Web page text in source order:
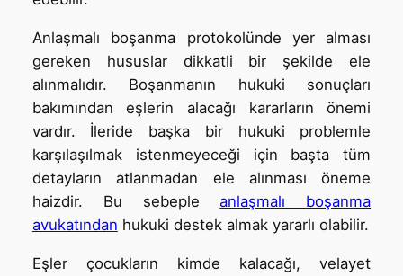
Anlaşmalı boşanma protokolünde yer alması
gereken hususlar dikkatli bir şekilde ele
alınmalıdır. Boşanmanın hukuki sonuçları
bakımından eşlerin alacağı kararların önemi
vardır. İleride başka bir hukuki problemle
karşılaşılmak istenmeyeceği için başta tüm
detayların atlanmadan ele alınması öneme
haizdir. Bu sebepleanlaşmalı boşanma
avukatından hukuki destek almak yararlı olabilir.
Eşler çocukların kimde kalacağı, velayet